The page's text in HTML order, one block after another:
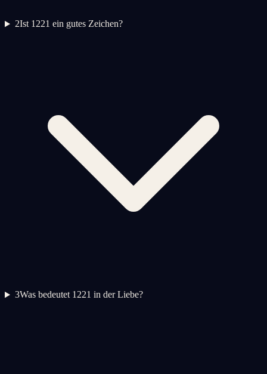
2Ist 1221 ein gutes Zeichen?
3Was bedeutet 1221 in der Liebe?